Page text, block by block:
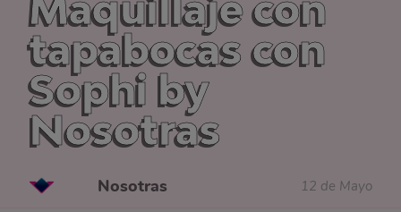
tapabocas con
Sophi by
Nosotras
Nosotras 12 de Mayo